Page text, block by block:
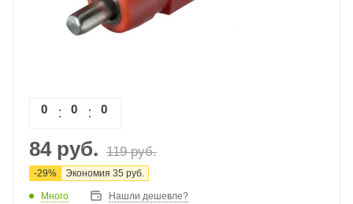
0 0 0
84руб. 119руб.
-29% Экономия 35 руб.
Много Нашли дешевле?